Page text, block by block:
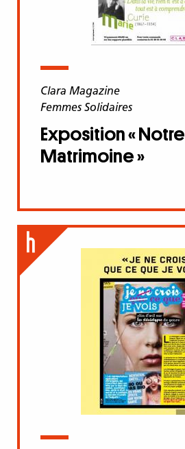
Clara Magazine
Femmes Solidaires
Exposition « Notre
Matrimoine »